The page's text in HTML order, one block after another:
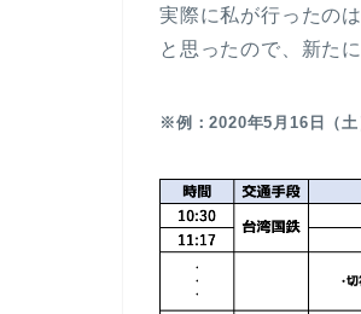
実際に私が行ったの
と思ったので、新た
※例：2020年5月16日（土